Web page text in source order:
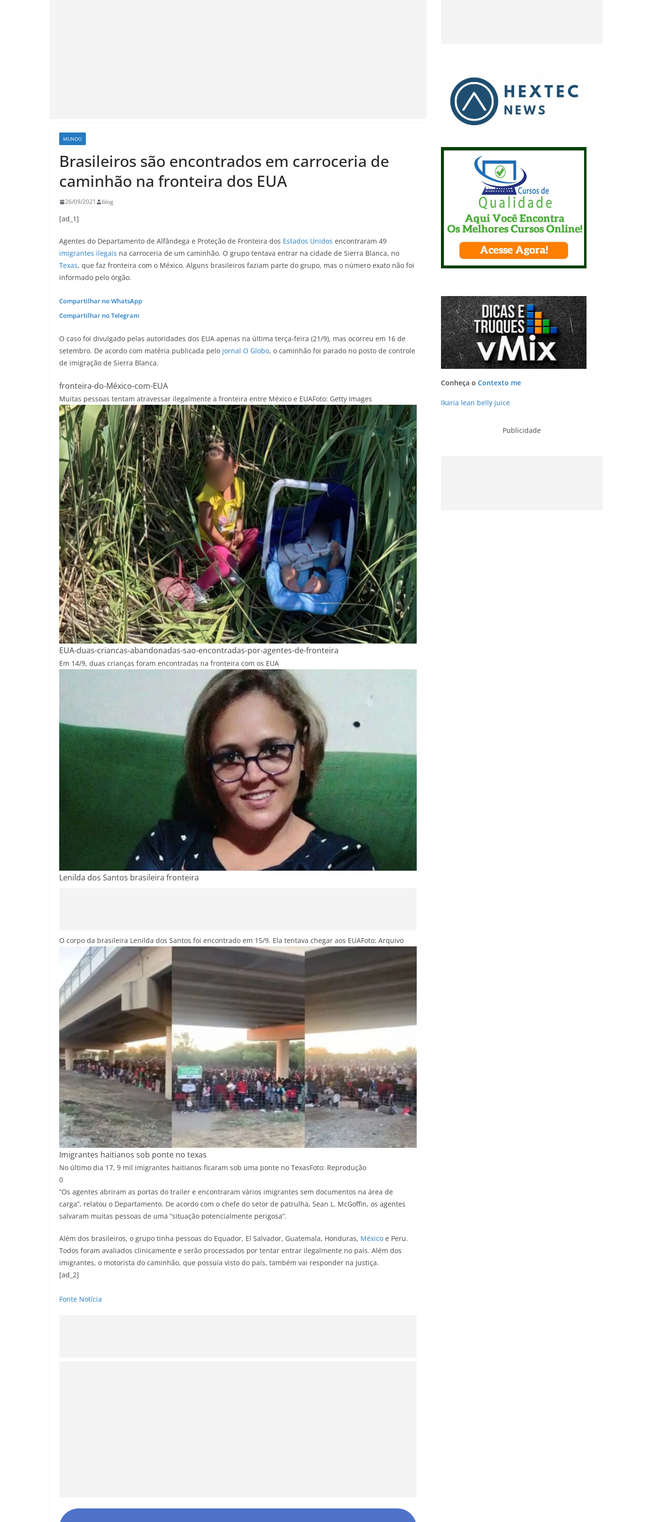
MUNDO
Brasileiros são encontrados em carroceria de
caminhão na fronteira dos EUA
26/09/2021 blog
[ad_1]
Agentes do Departamento de Alfândega e Proteção de Fronteira dos Estados Unidos encontraram 49
imigrantes ilegais na carroceria de um caminhão. O grupo tentava entrar na cidade de Sierra Blanca, no
Texas, que faz fronteira com o México. Alguns brasileiros faziam parte do grupo, mas o número exato não foi
informado pelo órgão.
Compartilhar no WhatsApp
Compartilhar no Telegram
O caso foi divulgado pelas autoridades dos EUA apenas na última terça-feira (21/9), mas ocorreu em 16 de
setembro. De acordo com matéria publicada pelo jornal O Globo, o caminhão foi parado no posto de controle
de imigração de Sierra Blanca.
fronteira-do-México-com-EUA
Muitas pessoas tentam atravessar ilegalmente a fronteira entre México e EUAFoto: Getty Images
EUA-duas-criancas-abandonadas-sao-encontradas-por-agentes-de-fronteira
Em 14/9, duas crianças foram encontradas na fronteira com os EUA
Lenilda dos Santos brasileira fronteira
O corpo da brasileira Lenilda dos Santos foi encontrado em 15/9. Ela tentava chegar aos EUAFoto: Arquivo
Imigrantes haitianos sob ponte no texas
No último dia 17, 9 mil imigrantes haitianos ficaram sob uma ponte no TexasFoto: Reprodução
0
“Os agentes abriram as portas do trailer e encontraram vários imigrantes sem documentos na área de
carga”, relatou o Departamento. De acordo com o chefe do setor de patrulha, Sean L. McGoffin, os agentes
salvaram muitas pessoas de uma “situação potencialmente perigosa”.
Além dos brasileiros, o grupo tinha pessoas do Equador, El Salvador, Guatemala, Honduras, México e Peru.
Todos foram avaliados clinicamente e serão processados por tentar entrar ilegalmente no país. Além dos
imigrantes, o motorista do caminhão, que possuía visto do país, também vai responder na Justiça.
[ad_2]
Fonte Notícia
Conheça o Contexto me
Ikaria lean belly juice
Publicidade